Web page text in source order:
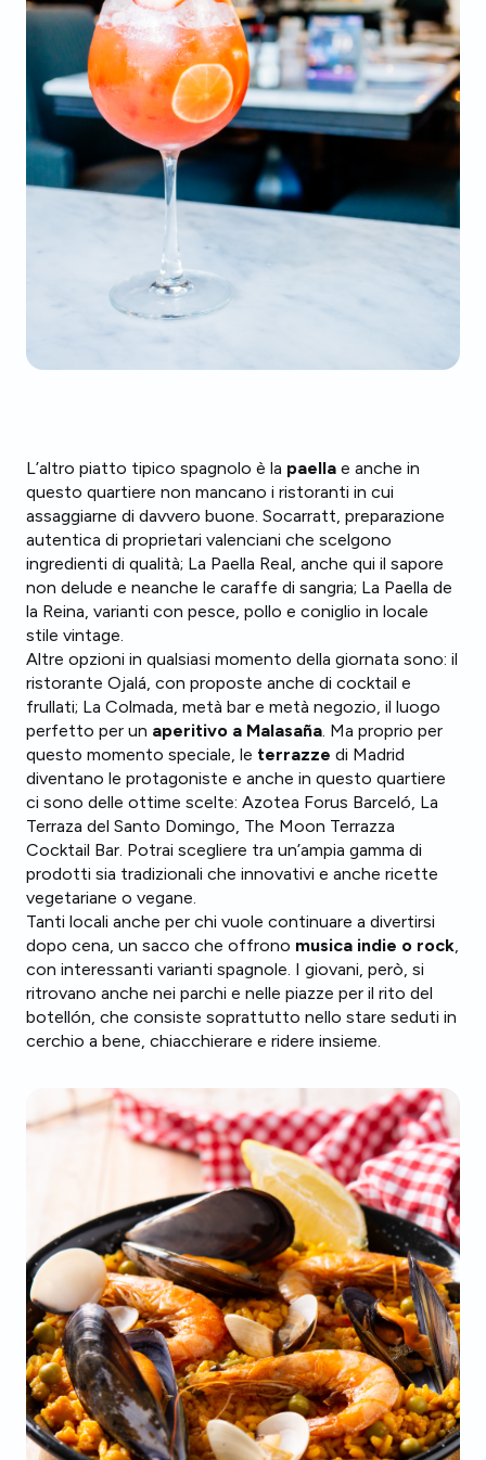
L’altro piatto tipico spagnolo è la paella e anche in
questo quartiere non mancano i ristoranti in cui
assaggiarne di davvero buone. Socarratt, preparazione
autentica di proprietari valenciani che scelgono
ingredienti di qualità; La Paella Real, anche qui il sapore
non delude e neanche le caraffe di sangria; La Paella de
la Reina, varianti con pesce, pollo e coniglio in locale
stile vintage.
Altre opzioni in qualsiasi momento della giornata sono: il
ristorante Ojalá, con proposte anche di cocktail e
frullati; La Colmada, metà bar e metà negozio, il luogo
perfetto per un aperitivo a Malasaña. Ma proprio per
questo momento speciale, le terrazze di Madrid
diventano le protagoniste e anche in questo quartiere
ci sono delle ottime scelte: Azotea Forus Barceló, La
Terraza del Santo Domingo, The Moon Terrazza
Cocktail Bar. Potrai scegliere tra un’ampia gamma di
prodotti sia tradizionali che innovativi e anche ricette
vegetariane o vegane.
Tanti locali anche per chi vuole continuare a divertirsi
dopo cena, un sacco che offrono musica indie o rock,
con interessanti varianti spagnole. I giovani, però, si
ritrovano anche nei parchi e nelle piazze per il rito del
botellón, che consiste soprattutto nello stare seduti in
cerchio a bene, chiacchierare e ridere insieme.